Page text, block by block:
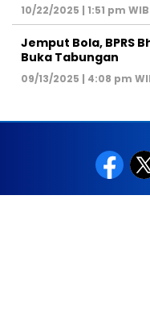
10/22/2025 | 1:51 pm WIB
Jemput Bola, BPRS
Buka Tabungan
09/13/2025 | 4:08 pm